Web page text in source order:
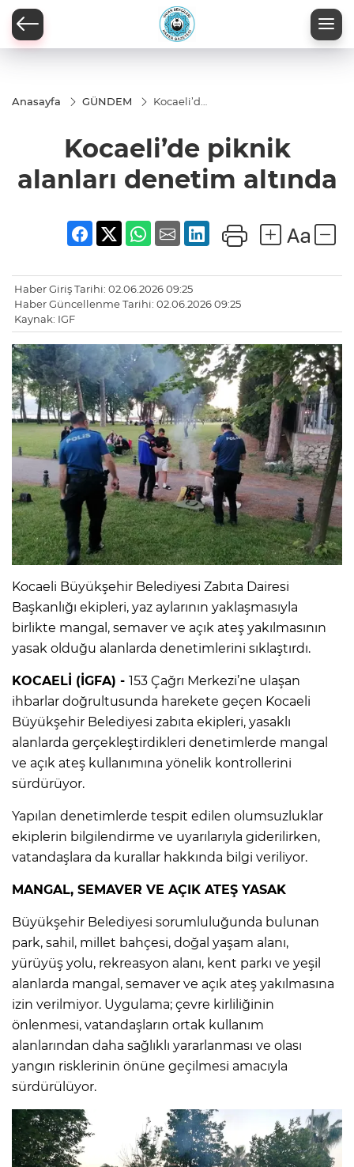
Anasayfa GÜNDEM
Kocaeli’de
denetim
altında
Kocaeli’de piknik
alanları denetim altında
Haber Giriş Tarihi: 02.06.2026 09:25
Haber Güncellenme Tarihi: 02.06.2026 09:25
Kaynak: IGF
Kocaeli Büyükşehir Belediyesi Zabıta Dairesi
Başkanlığı ekipleri, yaz aylarının yaklaşmasıyla
birlikte mangal, semaver ve açık ateş yakılmasının
yasak olduğu alanlarda denetimlerini sıklaştırdı.
KOCAELİ (İGFA) - 153 Çağrı Merkezi’ne ulaşan
ihbarlar doğrultusunda harekete geçen Kocaeli
Büyükşehir Belediyesi zabıta ekipleri, yasaklı
alanlarda gerçekleştirdikleri denetimlerde mangal
ve açık ateş kullanımına yönelik kontrollerini
sürdürüyor.
Yapılan denetimlerde tespit edilen olumsuzluklar
ekiplerin bilgilendirme ve uyarılarıyla giderilirken,
vatandaşlara da kurallar hakkında bilgi veriliyor.
MANGAL, SEMAVER VE AÇIK ATEŞ YASAK
Büyükşehir Belediyesi sorumluluğunda bulunan
park, sahil, millet bahçesi, doğal yaşam alanı,
yürüyüş yolu, rekreasyon alanı, kent parkı ve yeşil
alanlarda mangal, semaver ve açık ateş yakılmasına
izin verilmiyor. Uygulama; çevre kirliliğinin
önlenmesi, vatandaşların ortak kullanım
alanlarından daha sağlıklı yararlanması ve olası
yangın risklerinin önüne geçilmesi amacıyla
sürdürülüyor.